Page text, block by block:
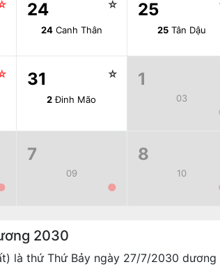
24 ☆
24Canh Thân
25
25 Tân Dậu
31 ☆
2Đinh Mão
1
03
7
09
●
8
10
2030
là thứ Thứ Bảy ngày 27/7/2030 dương